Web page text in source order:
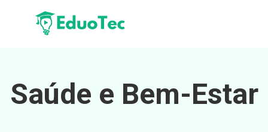
Saúde e Bem-Estar